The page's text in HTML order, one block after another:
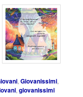
,Giovanissimi,
,giovanissimi